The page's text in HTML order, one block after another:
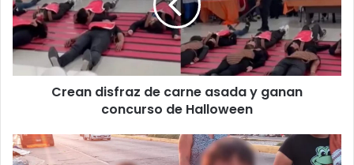
asada
y
ganan
concurso
de
HalloweenCrean disfraz de carne asada y ganan
concurso de Halloween
“No
les